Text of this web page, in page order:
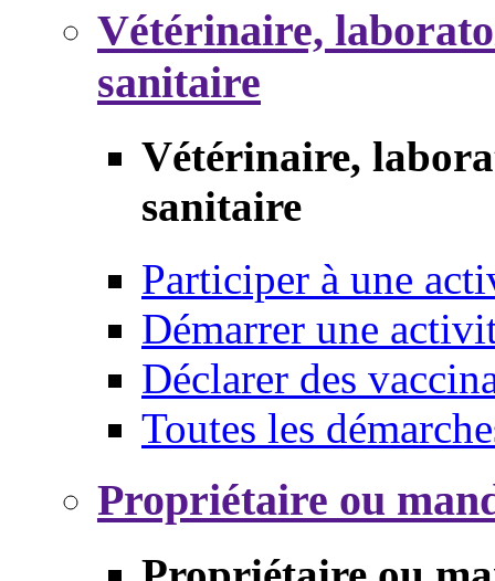
Vétérinaire,
sanitaire
Vétérinaire,
sanitaire
Participer à une
Démarrer une
Déclarer des
Toutes les
Propriétaire ou